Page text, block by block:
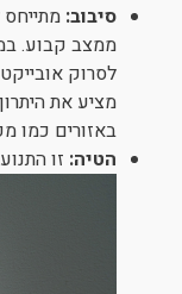
סיבוב:
ממצב קבוע.
לסרוק
מציע את
באזורים כמו
הטיה: זו